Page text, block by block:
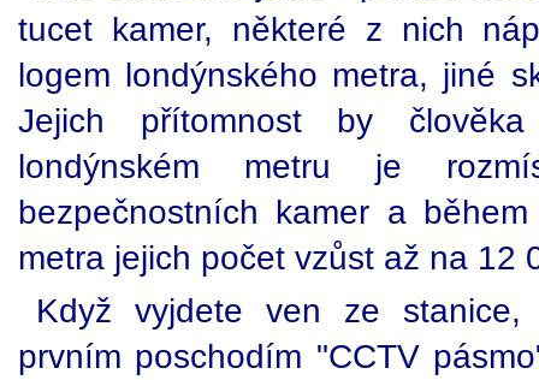
tucet kamer, některé z nich
logem londýnského metra, jiné
Jejich přítomnost by
londýnském metru je
bezpečnostních kamer a
metra jejich počet vzůst až na 12
Když vyjdete ven ze
prvním poschodím "CCTV